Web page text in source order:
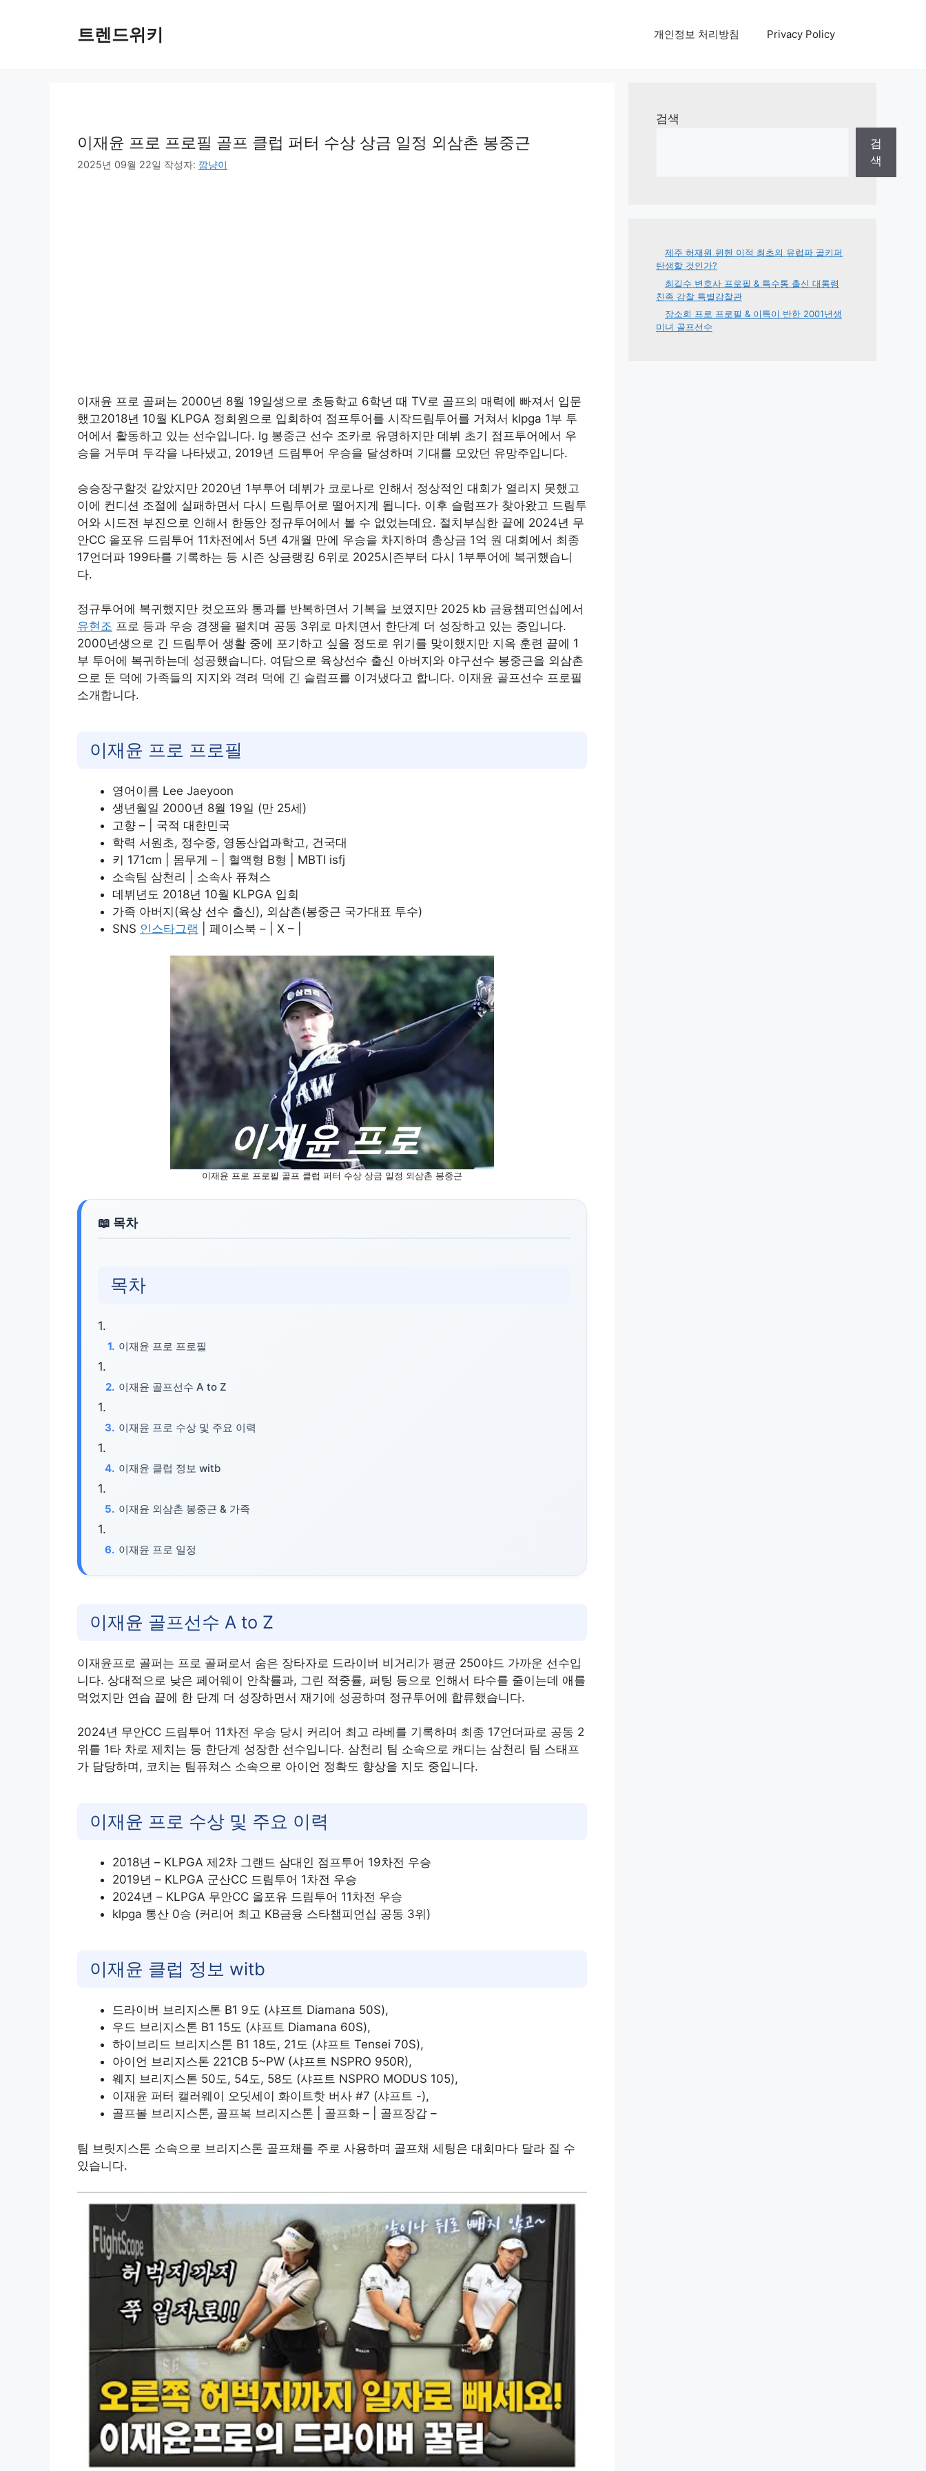
트렌드위키 개인정보 처리방침 Privacy Policy
이재윤 프로 프로필 골프 클럽 퍼터 수상 상금 일정 외삼촌 봉중근
2025년 09월 22일 작성자: 깜냥이
이재윤 프로 골퍼는 2000년 8월 19일생으로 초등학교 6학년 때 TV로 골프의 매력에 빠져서 입문
했고2018년 10월 KLPGA 정회원으로 입회하여 점프투어를 시작드림투어를 거쳐서 klpga 1부 투
어에서 활동하고 있는 선수입니다. lg 봉중근 선수 조카로 유명하지만 데뷔 초기 점프투어에서 우
승을 거두며 두각을 나타냈고, 2019년 드림투어 우승을 달성하며 기대를 모았던 유망주입니다.
승승장구할것 같았지만 2020년 1부투어 데뷔가 코로나로 인해서 정상적인 대회가 열리지 못했고
이에 컨디션 조절에 실패하면서 다시 드림투어로 떨어지게 됩니다. 이후 슬럼프가 찾아왔고 드림투
어와 시드전 부진으로 인해서 한동안 정규투어에서 볼 수 없었는데요. 절치부심한 끝에 2024년 무
안CC 올포유 드림투어 11차전에서 5년 4개월 만에 우승을 차지하며 총상금 1억 원 대회에서 최종
17언더파 199타를 기록하는 등 시즌 상금랭킹 6위로 2025시즌부터 다시 1부투어에 복귀했습니
다.
정규투어에 복귀했지만 컷오프와 통과를 반복하면서 기복을 보였지만 2025 kb 금융챔피언십에서
유현조 프로 등과 우승 경쟁을 펼치며 공동 3위로 마치면서 한단계 더 성장하고 있는 중입니다.
2000년생으로 긴 드림투어 생활 중에 포기하고 싶을 정도로 위기를 맞이했지만 지옥 훈련 끝에 1
부 투어에 복귀하는데 성공했습니다. 여담으로 육상선수 출신 아버지와 야구선수 봉중근을 외삼촌
으로 둔 덕에 가족들의 지지와 격려 덕에 긴 슬럼프를 이겨냈다고 합니다. 이재윤 골프선수 프로필
소개합니다.
이재윤 프로 프로필
영어이름 Lee Jaeyoon
생년월일 2000년 8월 19일 (만 25세)
고향 – | 국적 대한민국
학력 서원초, 정수중, 영동산업과학고, 건국대
키 171cm | 몸무게 – | 혈액형 B형 | MBTI isfj
소속팀 삼천리 | 소속사 퓨쳐스
데뷔년도 2018년 10월 KLPGA 입회
가족 아버지(육상 선수 출신), 외삼촌(봉중근 국가대표 투수)
SNS 인스타그램 | 페이스북 – | X – |
이재윤 프로 프로필 골프 클럽 퍼터 수상 상금 일정 외삼촌 봉중근
목차
이재윤 프로 프로필
이재윤 골프선수 A to Z
이재윤 프로 수상 및 주요 이력
이재윤 클럽 정보 witb
이재윤 외삼촌 봉중근 & 가족
이재윤 프로 일정
이재윤 골프선수 A to Z
이재윤프로 골퍼는 프로 골퍼로서 숨은 장타자로 드라이버 비거리가 평균 250야드 가까운 선수입
니다. 상대적으로 낮은 페어웨이 안착률과, 그린 적중률, 퍼팅 등으로 인해서 타수를 줄이는데 애를
먹었지만 연습 끝에 한 단계 더 성장하면서 재기에 성공하며 정규투어에 합류했습니다.
2024년 무안CC 드림투어 11차전 우승 당시 커리어 최고 라베를 기록하며 최종 17언더파로 공동 2
위를 1타 차로 제치는 등 한단계 성장한 선수입니다. 삼천리 팀 소속으로 캐디는 삼천리 팀 스태프
가 담당하며, 코치는 팀퓨쳐스 소속으로 아이언 정확도 향상을 지도 중입니다.
이재윤 프로 수상 및 주요 이력
2018년 – KLPGA 제2차 그랜드 삼대인 점프투어 19차전 우승
2019년 – KLPGA 군산CC 드림투어 1차전 우승
2024년 – KLPGA 무안CC 올포유 드림투어 11차전 우승
klpga 통산 0승 (커리어 최고 KB금융 스타챔피언십 공동 3위)
이재윤 클럽 정보 witb
드라이버 브리지스톤 B1 9도 (샤프트 Diamana 50S),
우드 브리지스톤 B1 15도 (샤프트 Diamana 60S),
하이브리드 브리지스톤 B1 18도, 21도 (샤프트 Tensei 70S),
아이언 브리지스톤 221CB 5~PW (샤프트 NSPRO 950R),
웨지 브리지스톤 50도, 54도, 58도 (샤프트 NSPRO MODUS 105),
이재윤 퍼터 캘러웨이 오딧세이 화이트핫 버사 #7 (샤프트 -),
골프볼 브리지스톤, 골프복 브리지스톤 | 골프화 – | 골프장갑 –
팀 브릿지스톤 소속으로 브리지스톤 골프채를 주로 사용하며 골프채 세팅은 대회마다 달라 질 수
있습니다.
검색
검
색
제주 허재원 뮌헨 이적 최초의 유럽파 골키퍼
탄생할 것인가?
최길수 변호사 프로필 & 특수통 출신 대통령
친족 감찰 특별감찰관
장소희 프로 프로필 & 이특이 반한 2001년생
미녀 골프선수